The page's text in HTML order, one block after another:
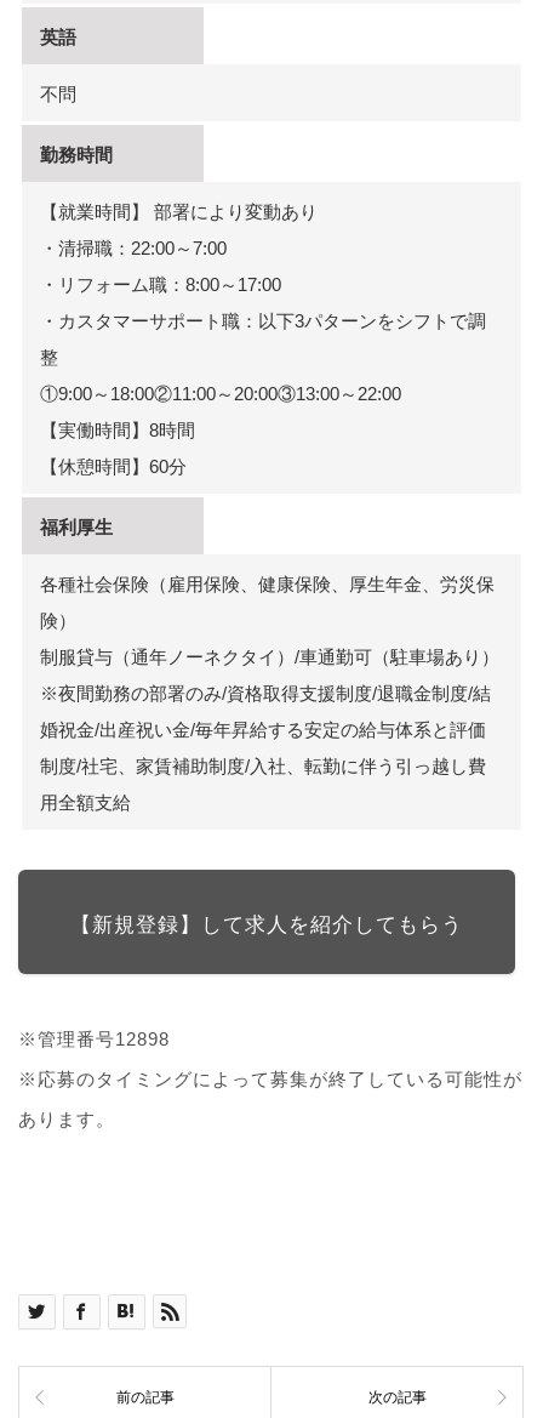
英語
不問
勤務時間
【就業時間】 部署により変動あり
・清掃職：22:00～7:00
・リフォーム職：8:00～17:00
・カスタマーサポート職：以下3パターンをシフトで調
整
①9:00～18:00②11:00～20:00③13:00～22:00
【実働時間】8時間
【休憩時間】60分
福利厚生
各種社会保険（雇用保険、健康保険、厚生年金、労災保
険）
制服貸与（通年ノーネクタイ）/車通勤可（駐車場あり）
※夜間勤務の部署のみ/資格取得支援制度/退職金制度/結
婚祝金/出産祝い金/毎年昇給する安定の給与体系と評価
制度/社宅、家賃補助制度/入社、転勤に伴う引っ越し費
用全額支給
【新規登録】して求人を紹介してもらう
※管理番号12898
※応募のタイミングによって募集が終了している可能性が
あります。
前の記事 次の記事